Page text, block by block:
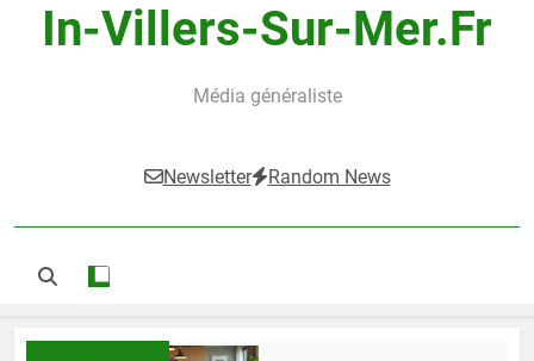
In-Villers-Sur-Mer.fr
Média généraliste
Newsletter Random News